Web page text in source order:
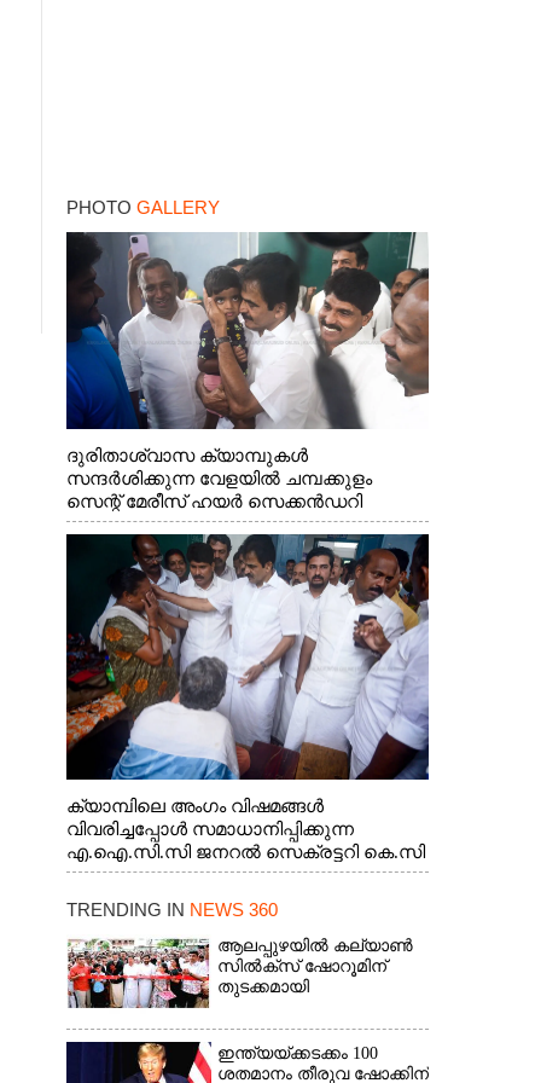
PHOTO GALLERY
ദുരിതാശ്വാസ ക്യാമ്പുകൾ
സന്ദർശിക്കുന്ന വേളയിൽ ചമ്പക്കുളം
സെന്റ് മേരീസ് ഹയർ സെക്കൻഡറി
സ്കൂളിലെ ക്യാമ്പിലെത്തിയ എ.ഐ.സി.സി
ജനറൽ സെക്രട്ടറി കെ.സി
വേണുഗോപാൽ എം.പി കുരുന്നിനെ
എടുത്ത് ലാളിച്ചപ്പോൾ. സഹകരണ-
എക്സൈസ് വകുപ്പ് മന്ത്രി എം. ലിജു,
കൃഷിവകുപ്പ് മന്ത്രി ടി. സിദ്ദിഖ്, റെജി
ചെറിയാൻ എം. എൽ. എ എന്നിവർ സമീപം
ക്യാമ്പിലെ അംഗം വിഷമങ്ങൾ
വിവരിച്ചപ്പോൾ സമാധാനിപ്പിക്കുന്ന
എ.ഐ.സി.സി ജനറൽ സെക്രട്ടറി കെ.സി
വേണുഗോപാൽ എം.പി. സഹകരണ-
എന്നിവർ
TRENDING IN NEWS 360
ആലപ്പുഴയിൽ കല്യാൺ
സിൽക്‌സ് ഷോറൂമിന്
തുടക്കമായി
ഇന്ത്യയ്ക്കടക്കം 100
ശതമാനം തീരുവ ഷോക്കിന്